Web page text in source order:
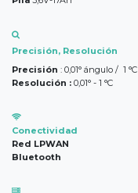
Precisión, Resolución
Precisión : ​0,01° ángulo / 1 °C
Resolución : 0,01° - 1 °C
Conectividad
Red LPWAN
Bluetooth